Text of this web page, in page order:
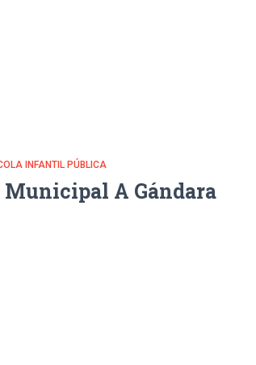
INFANTIL PÚBLICA
A Gándara